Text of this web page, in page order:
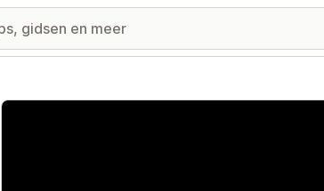
Galerij met uitgelichte afbeeldingen